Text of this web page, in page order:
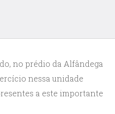
no prédio da Alfândega
nessa unidade
a este importante